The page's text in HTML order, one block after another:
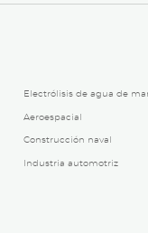
Electrólisis de agua de
Aeroespacial
Construcción naval
Industria automotriz